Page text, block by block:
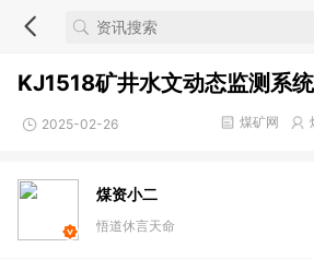
KJ1518矿井水文动态监测系
2025-02-26 煤矿网
煤资小二
悟道休言天命